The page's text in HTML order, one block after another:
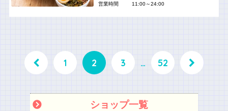
営業時間
11:00～24:00
1 2 3 … 52
ショップ一覧